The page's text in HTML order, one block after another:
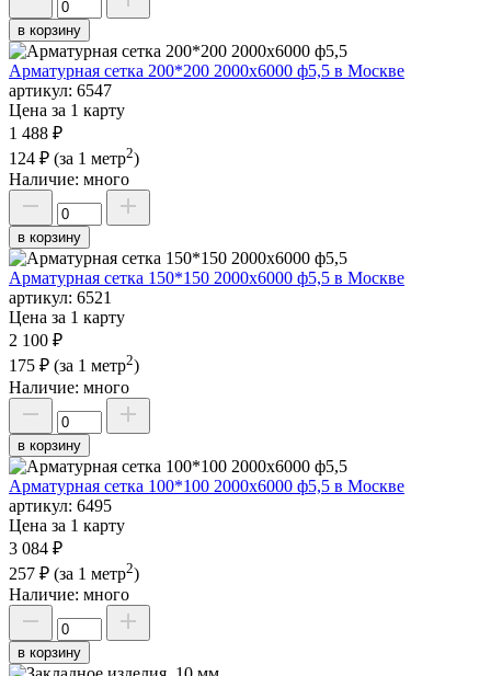
в корзину
Арматурная сетка 200*200 2000х6000 ф5,5 в Москве
артикул: 6547
Цена за 1 карту
1 488 ₽
124 ₽ (за 1 метр2)
Наличие: много
в корзину
Арматурная сетка 150*150 2000х6000 ф5,5 в Москве
артикул: 6521
Цена за 1 карту
2 100 ₽
175 ₽ (за 1 метр2)
Наличие: много
в корзину
Арматурная сетка 100*100 2000х6000 ф5,5 в Москве
артикул: 6495
Цена за 1 карту
3 084 ₽
257 ₽ (за 1 метр2)
Наличие: много
в корзину